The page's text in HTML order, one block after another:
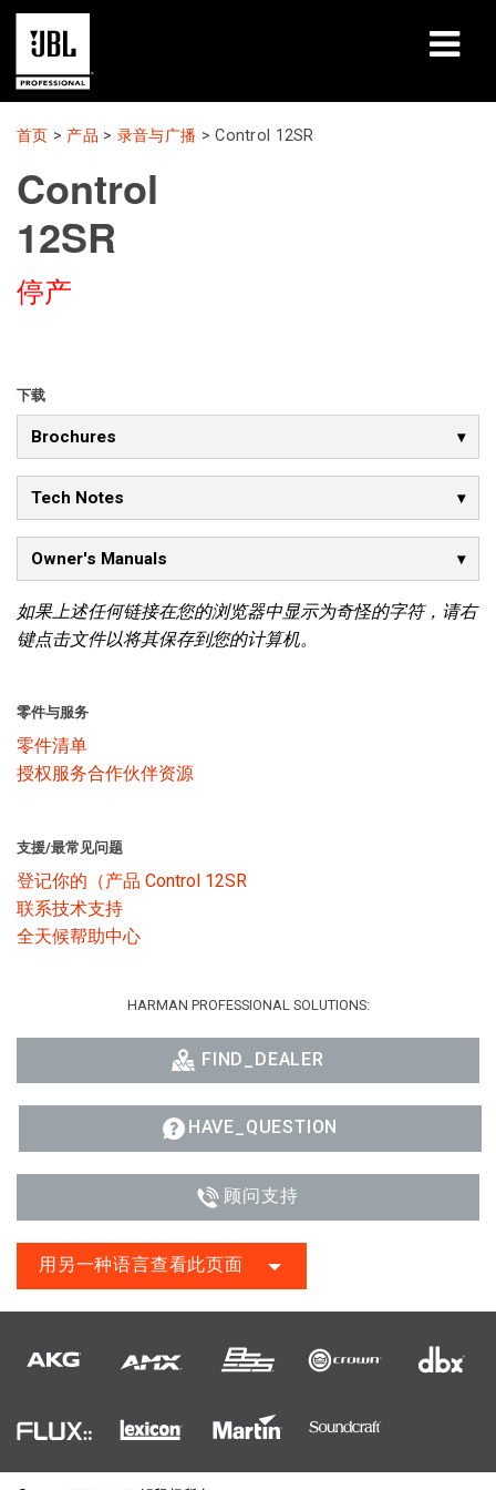
产品
案例研究
学习课程
培训
哪里购买和连接
支持
语言/地区
首页 > 产品 > 录音与广播 >Control 12SR
Control
12SR
停产
下载
Brochures
Tech Notes
Owner's Manuals
如果上述任何链接在您的浏览器中显示为奇怪的字符，请右
键点击文件以将其保存到您的计算机。
零件与服务
零件清单
授权服务合作伙伴资源
支援/最常见问题
登记你的（产品 Control 12SR
联系技术支持
全天候帮助中心
HARMAN PROFESSIONAL SOLUTIONS:
FIND_DEALER
HAVE_QUESTION
顾问支持
用另一种语言查看此页面